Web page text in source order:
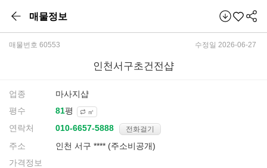
매물정보
매물번호 60553 수정일 2026-06-27
인천서구초건전샵
업종
마사지샵
평수
평 ㎡
연락처 전화걸기
주소
인천 서구 **** (주소비공개)
가격정보